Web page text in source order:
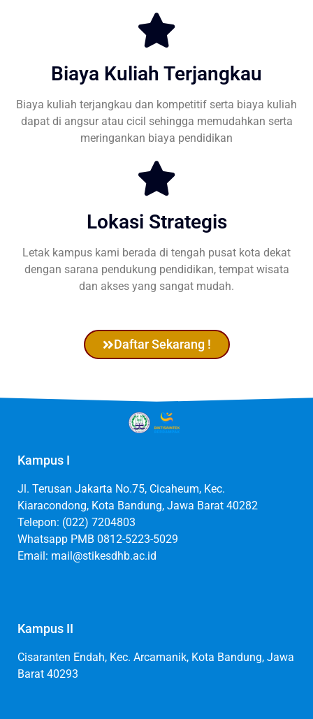
Biaya Kuliah Terjangkau
Biaya kuliah terjangkau dan kompetitif serta biaya kuliah
dapat di angsur atau cicil sehingga memudahkan serta
meringankan biaya pendidikan
Lokasi Strategis
Letak kampus kami berada di tengah pusat kota dekat
dengan sarana pendukung pendidikan, tempat wisata
dan akses yang sangat mudah.
Daftar Sekarang !
Kampus I
Jl. Terusan Jakarta No.75, Cicaheum, Kec.
Kiaracondong, Kota Bandung, Jawa Barat 40282
Telepon: (022) 7204803
Whatsapp PMB 0812-5223-5029
Email: mail@stikesdhb.ac.id
Kampus II
Cisaranten Endah, Kec. Arcamanik, Kota Bandung, Jawa
Barat 40293